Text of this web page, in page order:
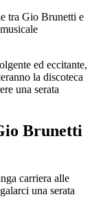
tra Gio Brunetti e
ed eccitante,
la discoteca
una serata
Brunetti
carriera alle
una serata